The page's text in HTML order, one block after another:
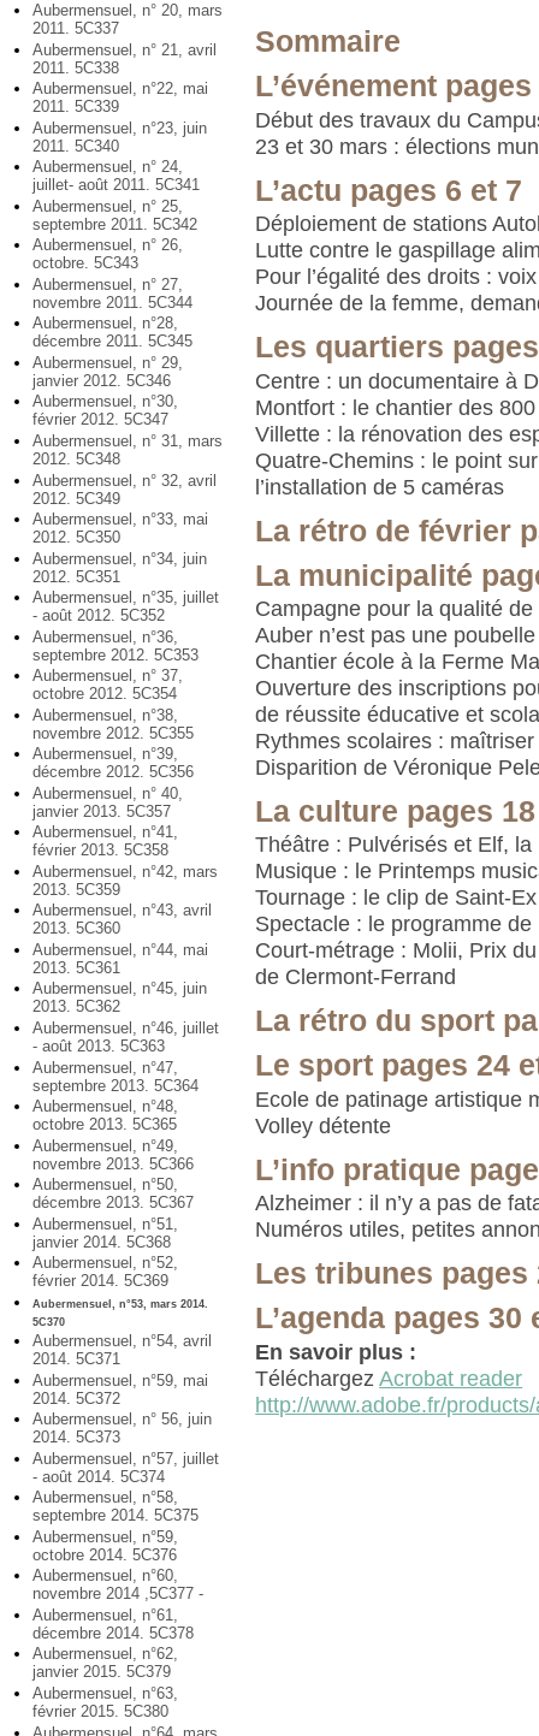
Aubermensuel, n° 20, mars
2011. 5C337
Aubermensuel, n° 21, avril
2011. 5C338
Aubermensuel, n°22, mai
2011. 5C339
Aubermensuel, n°23, juin
2011. 5C340
Aubermensuel, n° 24,
juillet- août 2011. 5C341
Aubermensuel, n° 25,
septembre 2011. 5C342
Aubermensuel, n° 26,
octobre. 5C343
Aubermensuel, n° 27,
novembre 2011. 5C344
Aubermensuel, n°28,
décembre 2011. 5C345
Aubermensuel, n° 29,
janvier 2012. 5C346
Aubermensuel, n°30,
février 2012. 5C347
Aubermensuel, n° 31, mars
2012. 5C348
Aubermensuel, n° 32, avril
2012. 5C349
Aubermensuel, n°33, mai
2012. 5C350
Aubermensuel, n°34, juin
2012. 5C351
Aubermensuel, n°35, juillet
- août 2012. 5C352
Aubermensuel, n°36,
septembre 2012. 5C353
Aubermensuel, n° 37,
octobre 2012. 5C354
Aubermensuel, n°38,
novembre 2012. 5C355
Aubermensuel, n°39,
décembre 2012. 5C356
Aubermensuel, n° 40,
janvier 2013. 5C357
Aubermensuel, n°41,
février 2013. 5C358
Aubermensuel, n°42, mars
2013. 5C359
Aubermensuel, n°43, avril
2013. 5C360
Aubermensuel, n°44, mai
2013. 5C361
Aubermensuel, n°45, juin
2013. 5C362
Aubermensuel, n°46, juillet
- août 2013. 5C363
Aubermensuel, n°47,
septembre 2013. 5C364
Aubermensuel, n°48,
octobre 2013. 5C365
Aubermensuel, n°49,
novembre 2013. 5C366
Aubermensuel, n°50,
décembre 2013. 5C367
Aubermensuel, n°51,
janvier 2014. 5C368
Aubermensuel, n°52,
février 2014. 5C369
Aubermensuel, n°53, mars 2014.
5C370
Aubermensuel, n°54, avril
2014. 5C371
Aubermensuel, n°59, mai
2014. 5C372
Aubermensuel, n° 56, juin
2014. 5C373
Aubermensuel, n°57, juillet
- août 2014. 5C374
Aubermensuel, n°58,
septembre 2014. 5C375
Aubermensuel, n°59,
octobre 2014. 5C376
Aubermensuel, n°60,
novembre 2014 ,5C377 -
Aubermensuel, n°61,
décembre 2014. 5C378
Aubermensuel, n°62,
janvier 2015. 5C379
Aubermensuel, n°63,
février 2015. 5C380
Sommaire
L’événement
Début des travaux du
23 et 30 mars : élections
L’actu pages 6 et 7
Déploiement de stations
Lutte contre le gaspillage
Pour l’égalité des droits :
Journée de la femme,
Les quartiers
Centre : un documentaire à
Montfort : le chantier des 800
Villette : la rénovation des
Quatre-Chemins : le point
l’installation de 5 caméras
La rétro de février
La municipalité
Campagne pour la qualité de
Auber n’est pas une poubelle
Chantier école à la Ferme
Ouverture des inscriptions
de réussite éducative et
Rythmes scolaires :
Disparition de Véronique
La culture pages
Théâtre : Pulvérisés et Elf, la
Musique : le Printemps
Tournage : le clip de Saint-
Spectacle : le programme de
Court-métrage : Molii, Prix
de Clermont-Ferrand
La rétro du sport
Le sport pages 24
Ecole de patinage artistique
Volley détente
L’info pratique
Alzheimer : il n’y a pas de
Numéros utiles, petites
Les tribunes pages
L’agenda pages 30
En savoir plus :
TéléchargezAcrobat reader
http://www.adobe.fr/